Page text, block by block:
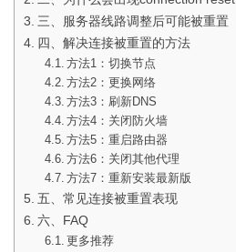
三、服务器线路调整后可能被重置
四、解决连接被重置的方法
方法1：切换节点
方法2：更换网络
方法3：刷新DNS
方法4：关闭防火墙
方法5：重启路由器
方法6：关闭其他代理
方法7：重新安装最新版
五、常见连接被重置表现
六、FAQ
更多推荐